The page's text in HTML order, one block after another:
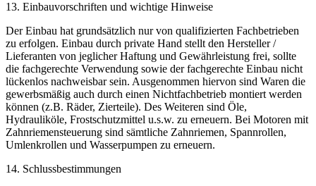
13. Einbauvorschriften und wichtige Hinweise
Der Einbau hat grundsätzlich nur von qualifizierten Fachbetrieben
zu erfolgen. Einbau durch private Hand stellt den Hersteller /
Lieferanten von jeglicher Haftung und Gewährleistung frei, sollte
die fachgerechte Verwendung sowie der fachgerechte Einbau nicht
lückenlos nachweisbar sein. Ausgenommen hiervon sind Waren die
gewerbsmäßig auch durch einen Nichtfachbetrieb montiert werden
können (z.B. Räder, Zierteile). Des Weiteren sind Öle,
Hydrauliköle, Frostschutzmittel u.s.w. zu erneuern. Bei Motoren mit
Zahnriemensteuerung sind sämtliche Zahnriemen, Spannrollen,
Umlenkrollen und Wasserpumpen zu erneuern.
14. Schlussbestimmungen